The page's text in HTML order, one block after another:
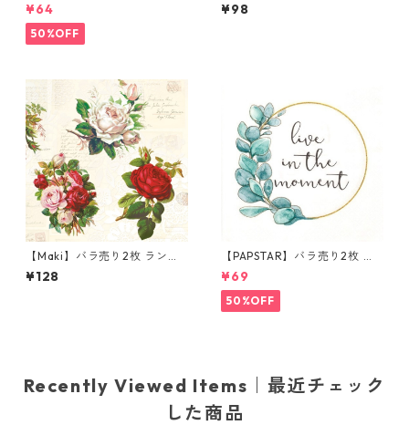
rnflower ナチュラル
¥64
50%OFF
TTLE MY ONLINE ホワイト リ
¥98
【Maki】バラ売り2枚 ランチ
サイズ ペーパーナプキン Engl
ish Roses クリーム
¥128
【PAPSTAR】バラ売り2枚 ラ
ンチサイズ ペーパーナプキン
Live in the Moment ホワイト
¥69
50%OFF
Recently Viewed Items｜最近チェック
した商品